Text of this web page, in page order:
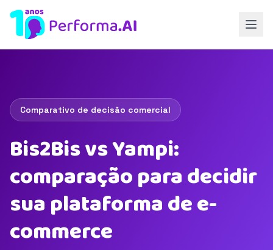
Comparativo de decisão comercial
Bis2Bis vs Yampi:
comparação para decidir
sua plataforma de e-
commerce